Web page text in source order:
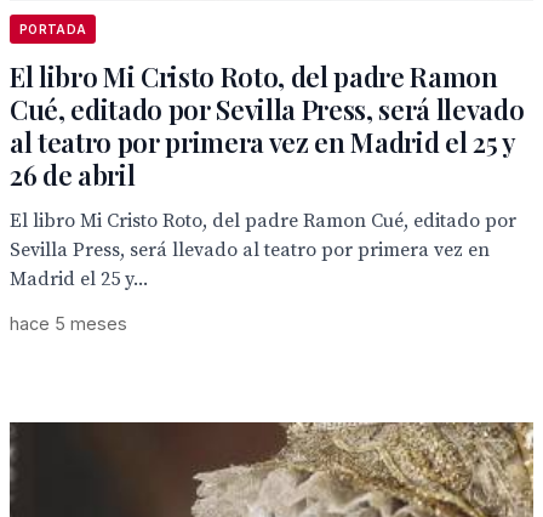
PORTADA
El libro Mi Cristo Roto, del padre Ramon
Cué, editado por Sevilla Press, será llevado
al teatro por primera vez en Madrid el 25 y
26 de abril
El libro Mi Cristo Roto, del padre Ramon Cué, editado por
Sevilla Press, será llevado al teatro por primera vez en
Madrid el 25 y...
hace 5 meses